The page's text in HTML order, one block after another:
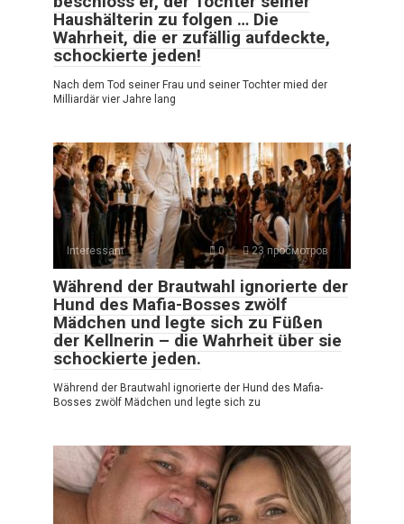
Haushälterin zu folgen … Die
Wahrheit, die er zufällig aufdeckte,
schockierte jeden!
Nach dem Tod seiner Frau und seiner Tochter mied der
Milliardär vier Jahre lang
Interessant 0 23 просмотров
Während der Brautwahl ignorierte der
Hund des Mafia-Bosses zwölf
Mädchen und legte sich zu Füßen
der Kellnerin – die Wahrheit über sie
schockierte jeden.
Während der Brautwahl ignorierte der Hund des Mafia-
Bosses zwölf Mädchen und legte sich zu